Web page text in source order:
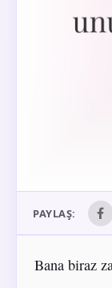
PAYLAŞ:
Bana biraz